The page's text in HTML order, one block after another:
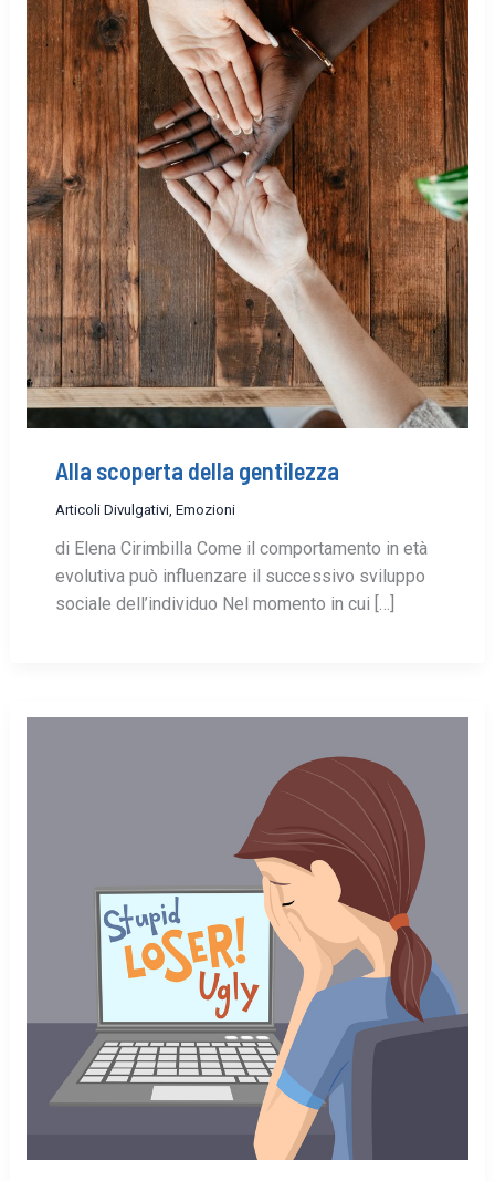
Alla scoperta della gentilezza
Articoli Divulgativi, Emozioni
di Elena Cirimbilla Come il comportamento in età
evolutiva può influenzare il successivo sviluppo
sociale dell’individuo Nel momento in cui […]